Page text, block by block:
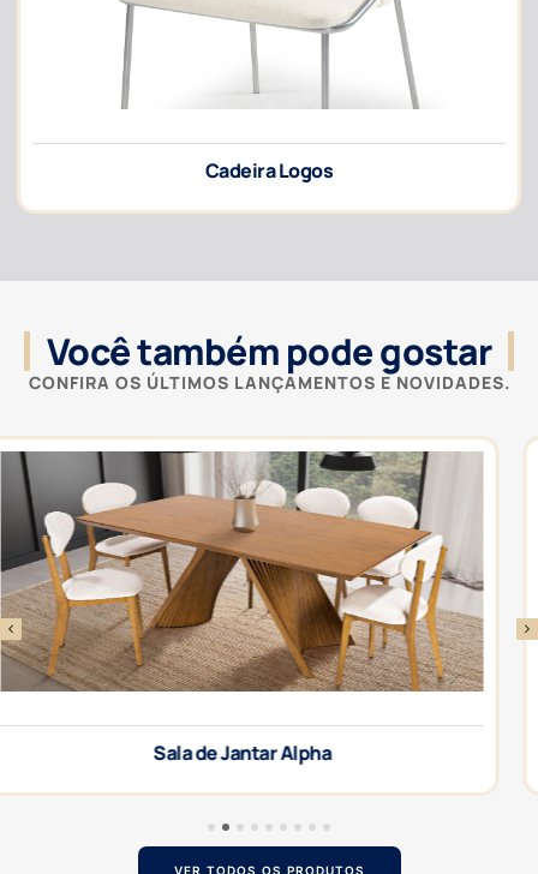
Cadeira Logos
Você também pode gostar
CONFIRA OS ÚLTIMOS LANÇAMENTOS E NOVIDADES.
Sala de Jantar Atlas
5 6 7 8 9
VER TODOS OS PRODUTOS